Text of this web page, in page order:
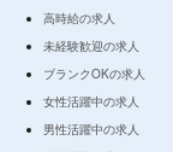
高時給の求人
未経験歓迎の求人
ブランクOKの求人
女性活躍中の求人
男性活躍中の求人